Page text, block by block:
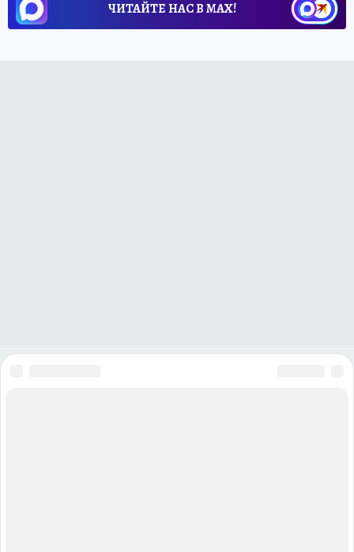
ЧИТАЙТЕ НАС В МАХ!